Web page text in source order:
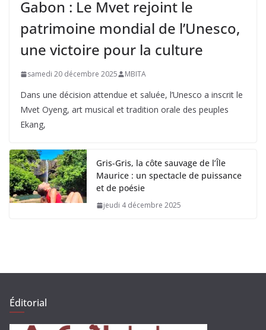
Gabon : Le Mvet rejoint le
patrimoine mondial de l’Unesco,
une victoire pour la culture
samedi 20 décembre 2025 MBITA
Dans une décision attendue et saluée, l’Unesco a inscrit le
Mvet Oyeng, art musical et tradition orale des peuples
Ekang,
Gris-Gris, la côte sauvage de l’Île
Maurice : un spectacle de puissance
et de poésie
jeudi 4 décembre 2025
Éditorial